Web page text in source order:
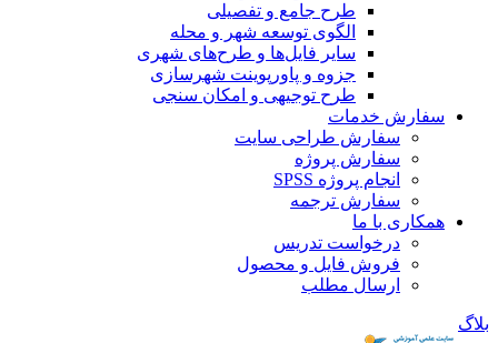
طرح جامع و تفصیلی
الگوی توسعه شهر و محله
سایر فایل‌ها و طرح‌های شهری
جزوه و پاورپوینت شهرسازی
طرح توجیهی و امکان سنجی
سفارش خدمات
سفارش طراحی سایت
سفارش پروژه
انجام پروژه SPSS
سفارش ترجمه
همکاری با ما
درخواست تدریس
فروش فایل و محصول
ارسال مطلب